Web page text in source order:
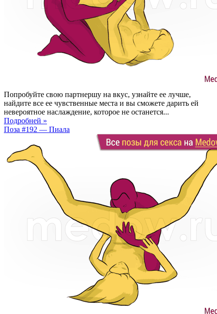
Попробуйте свою партнершу на вкус, узнайте ее лучше,
найдите все ее чувственные места и вы сможете дарить ей
невероятное наслаждение, которое не останется...
Подробней »
Поза #192 — Пиала